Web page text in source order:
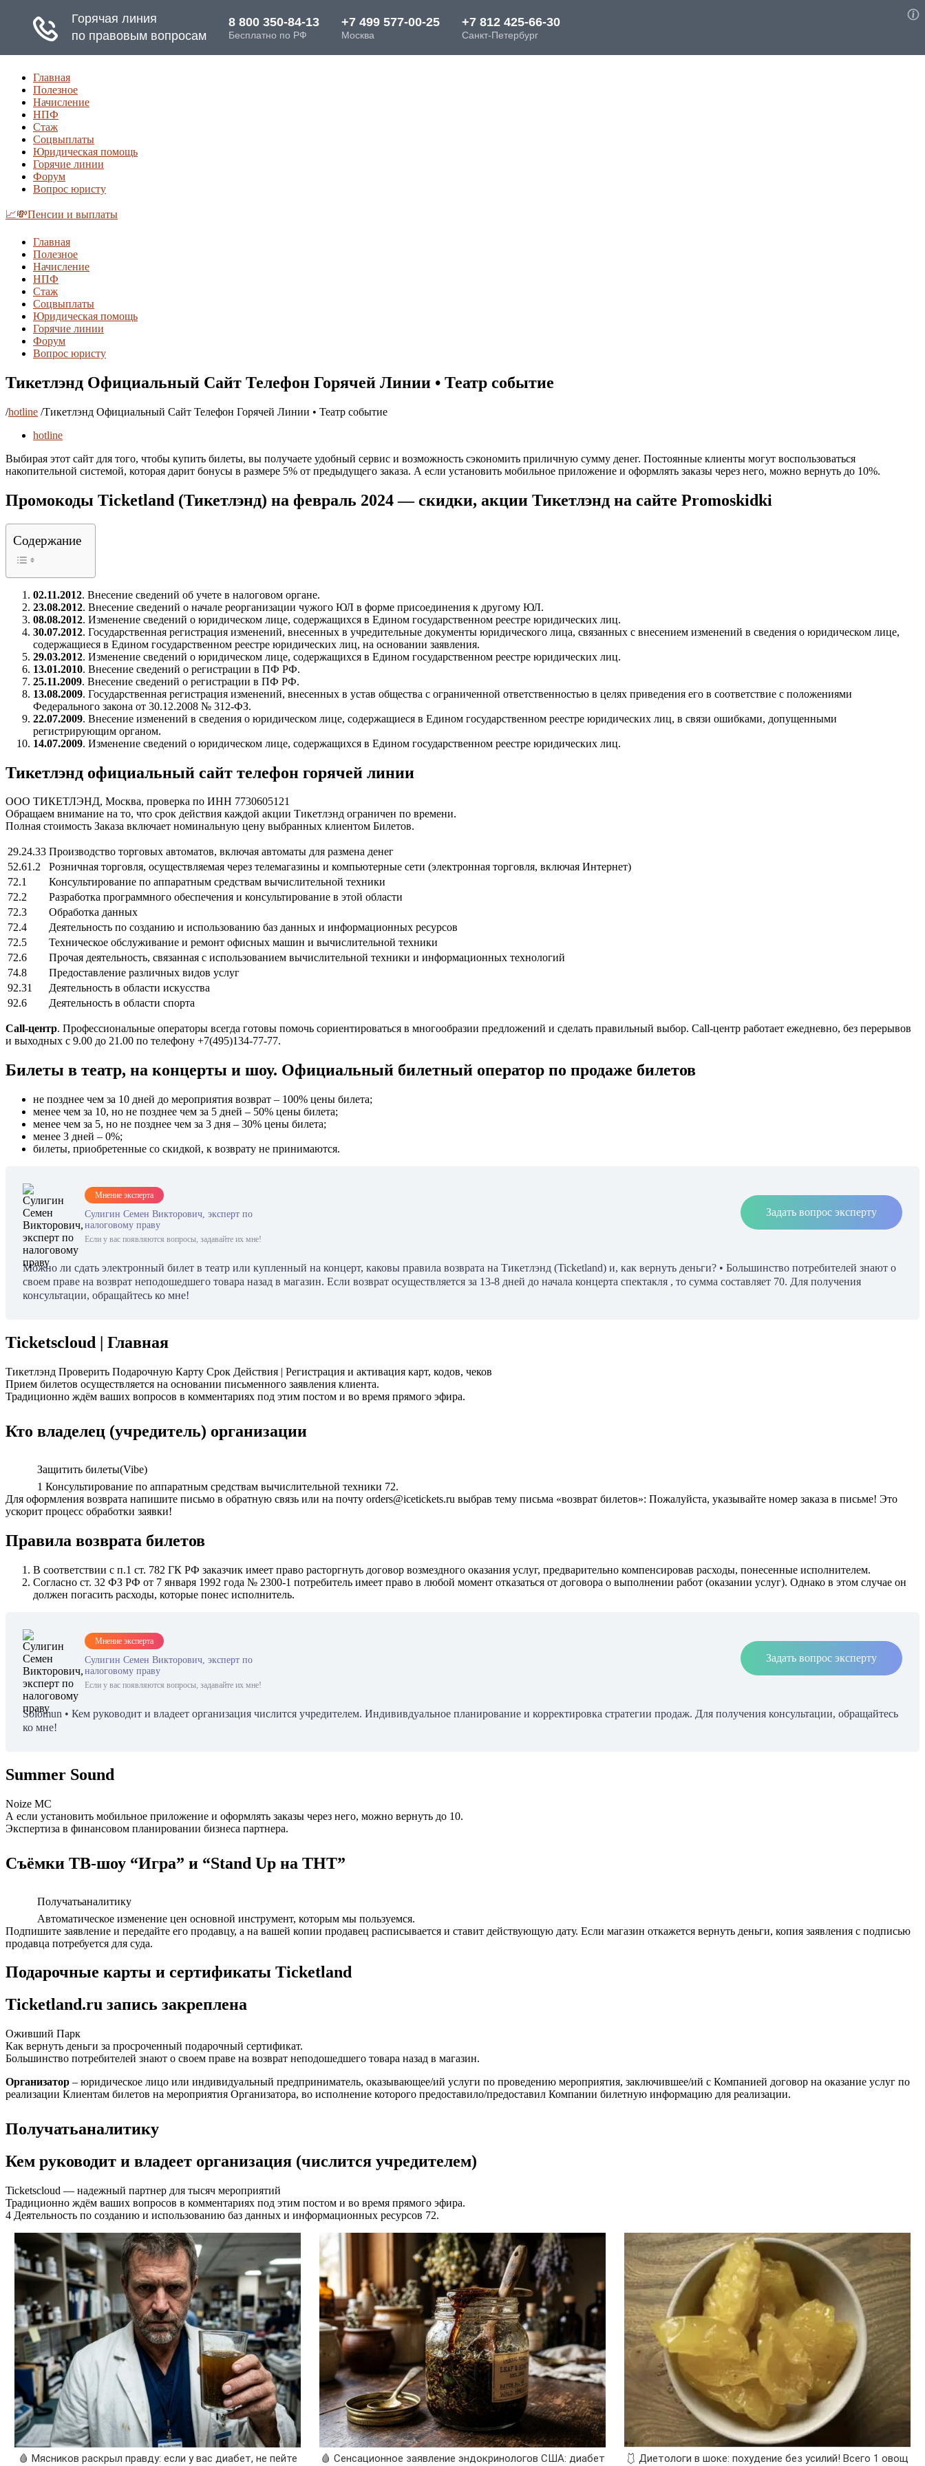
Главная
Полезное
Начисление
НПФ
Стаж
Соцвыплаты
Юридическая помощь
Горячие линии
Форум
Вопрос юристу
📈💸Пенсии и выплаты
Главная
Полезное
Начисление
НПФ
Стаж
Соцвыплаты
Юридическая помощь
Горячие линии
Форум
Вопрос юристу
Тикетлэнд Официальный Сайт Телефон Горячей Линии • Театр событие
/hotline /Тикетлэнд Официальный Сайт Телефон Горячей Линии • Театр событие
hotline
Выбирая этот сайт для того, чтобы купить билеты, вы получаете удобный сервис и возможность сэкономить приличную сумму денег. Постоянные клиенты могут воспользоваться
накопительной системой, которая дарит бонусы в размере 5% от предыдущего заказа. А если установить мобильное приложение и оформлять заказы через него, можно вернуть до 10%.
Промокоды Ticketland (Тикетлэнд) на февраль 2024 — скидки, акции Тикетлэнд на сайте Promoskidki
Содержание
02.11.2012. Внесение сведений об учете в налоговом органе.
23.08.2012. Внесение сведений о начале реорганизации чужого ЮЛ в форме присоединения к другому ЮЛ.
08.08.2012. Изменение сведений о юридическом лице, содержащихся в Едином государственном реестре юридических лиц.
30.07.2012. Государственная регистрация изменений, внесенных в учредительные документы юридического лица, связанных с внесением изменений в сведения о юридическом лице,
содержащиеся в Едином государственном реестре юридических лиц, на основании заявления.
29.03.2012. Изменение сведений о юридическом лице, содержащихся в Едином государственном реестре юридических лиц.
13.01.2010. Внесение сведений о регистрации в ПФ РФ.
25.11.2009. Внесение сведений о регистрации в ПФ РФ.
13.08.2009. Государственная регистрация изменений, внесенных в устав общества с ограниченной ответственностью в целях приведения его в соответствие с положениями
Федерального закона от 30.12.2008 № 312-ФЗ.
22.07.2009. Внесение изменений в сведения о юридическом лице, содержащиеся в Едином государственном реестре юридических лиц, в связи ошибками, допущенными
регистрирующим органом.
14.07.2009. Изменение сведений о юридическом лице, содержащихся в Едином государственном реестре юридических лиц.
Тикетлэнд официальный сайт телефон горячей линии
ООО ТИКЕТЛЭНД, Москва, проверка по ИНН 7730605121
Обращаем внимание на то, что срок действия каждой акции Тикетлэнд ограничен по времени.
Полная стоимость Заказа включает номинальную цену выбранных клиентом Билетов.
29.24.33 Производство торговых автоматов, включая автоматы для размена денег
52.61.2
Розничная торговля, осуществляемая через телемагазины и компьютерные сети (электронная торговля, включая Интернет)
72.1
Консультирование по аппаратным средствам вычислительной техники
72.2
Разработка программного обеспечения и консультирование в этой области
72.3
Обработка данных
72.4
Деятельность по созданию и использованию баз данных и информационных ресурсов
72.5
Техническое обслуживание и ремонт офисных машин и вычислительной техники
72.6
Прочая деятельность, связанная с использованием вычислительной техники и информационных технологий
74.8
Предоставление различных видов услуг
92.31
Деятельность в области искусства
92.6
Деятельность в области спорта
Call-центр. Профессиональные операторы всегда готовы помочь сориентироваться в многообразии предложений и сделать правильный выбор. Call-центр работает ежедневно, без перерывов
и выходных с 9.00 до 21.00 по телефону +7(495)134-77-77.
Билеты в театр, на концерты и шоу. Официальный билетный оператор по продаже билетов
не позднее чем за 10 дней до мероприятия возврат – 100% цены билета;
менее чем за 10, но не позднее чем за 5 дней – 50% цены билета;
менее чем за 5, но не позднее чем за 3 дня – 30% цены билета;
менее 3 дней – 0%;
билеты, приобретенные со скидкой, к возврату не принимаются.
Мнение эксперта
Сулигин Семен Викторович, эксперт по
налоговому праву
Если у вас появляются вопросы, задавайте их мне!
Задать вопрос эксперту
Можно ли сдать электронный билет в театр или купленный на концерт, каковы правила возврата на Тикетлэнд (Ticketland) и, как вернуть деньги? • Большинство потребителей знают о
своем праве на возврат неподошедшего товара назад в магазин. Если возврат осуществляется за 13-8 дней до начала концерта спектакля , то сумма составляет 70. Для получения
консультации, обращайтесь ко мне!
Ticketscloud | Главная
Тикетлэнд Проверить Подарочную Карту Срок Действия | Регистрация и активация карт, кодов, чеков
Прием билетов осуществляется на основании письменного заявления клиента.
Традиционно ждём ваших вопросов в комментариях под этим постом и во время прямого эфира.
Кто владелец (учредитель) организации
Защитить билеты(Vibe)
1 Консультирование по аппаратным средствам вычислительной техники 72.
Для оформления возврата напишите письмо в обратную связь или на почту orders@icetickets.ru выбрав тему письма «возврат билетов»: Пожалуйста, указывайте номер заказа в письме! Это
ускорит процесс обработки заявки!
Правила возврата билетов
В соответствии с п.1 ст. 782 ГК РФ заказчик имеет право расторгнуть договор возмездного оказания услуг, предварительно компенсировав расходы, понесенные исполнителем.
Согласно ст. 32 ФЗ РФ от 7 января 1992 года № 2300-1 потребитель имеет право в любой момент отказаться от договора о выполнении работ (оказании услуг). Однако в этом случае он
должен погасить расходы, которые понес исполнитель.
Мнение эксперта
Сулигин Семен Викторович, эксперт по
налоговому праву
Если у вас появляются вопросы, задавайте их мне!
Задать вопрос эксперту
Solomun • Кем руководит и владеет организация числится учредителем. Индививдуальное планирование и корректировка стратегии продаж. Для получения консультации, обращайтесь
ко мне!
Summer Sound
Noize MC
А если установить мобильное приложение и оформлять заказы через него, можно вернуть до 10.
Экспертиза в финансовом планировании бизнеса партнера.
Съёмки ТВ-шоу “Игра” и “Stand Up на ТНТ”
Получатьаналитику
Автоматическое изменение цен основной инструмент, которым мы пользуемся.
Подпишите заявление и передайте его продавцу, а на вашей копии продавец расписывается и ставит действующую дату. Если магазин откажется вернуть деньги, копия заявления с подписью
продавца потребуется для суда.
Подарочные карты и сертификаты Ticketland
Ticketland.ru запись закреплена
Оживший Парк
Как вернуть деньги за просроченный подарочный сертификат.
Большинство потребителей знают о своем праве на возврат неподошедшего товара назад в магазин.
Организатор – юридическое лицо или индивидуальный предприниматель, оказывающее/ий услуги по проведению мероприятия, заключившее/ий с Компанией договор на оказание услуг по
реализации Клиентам билетов на мероприятия Организатора, во исполнение которого предоставило/предоставил Компании билетную информацию для реализации.
Получатьаналитику
Кем руководит и владеет организация (числится учредителем)
Ticketscloud — надежный партнер для тысяч мероприятий
Традиционно ждём ваших вопросов в комментариях под этим постом и во время прямого эфира.
4 Деятельность по созданию и использованию баз данных и информационных ресурсов 72.
🩸 Мясников раскрыл правду: если у вас диабет, не пейте 🩸 Сенсационное заявление эндокринологов США: диабет 🩱 Диетологи в шоке: похудение без усилий! Всего 1 овощ